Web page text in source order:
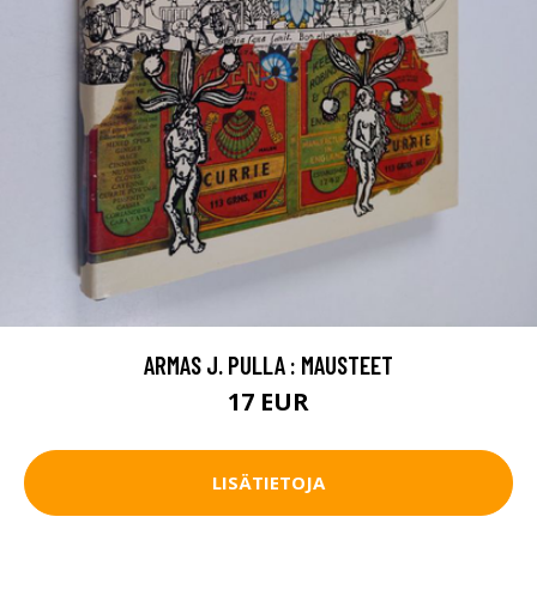
ARMAS J. PULLA : MAUSTEET
17 EUR
LISÄTIETOJA